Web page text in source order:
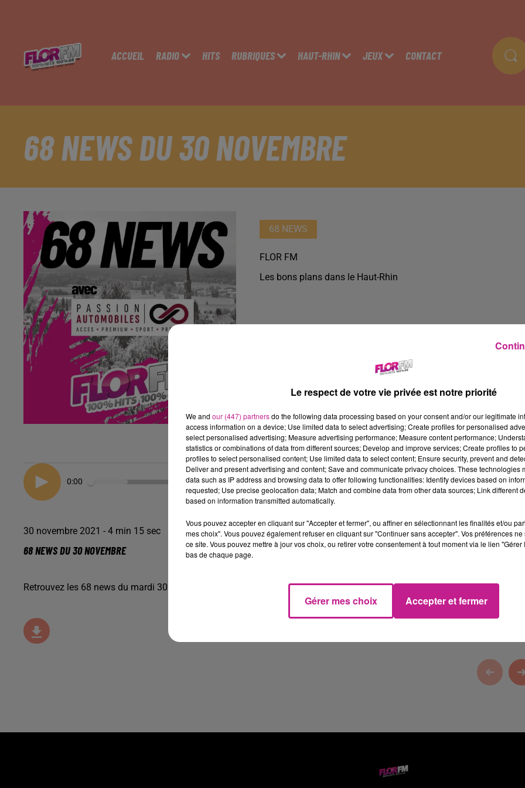
ACCUEIL RADIO HITS RUBRIQUES HAUT-RHIN JEUX CONTACT
68 NEWS DU 30 NOVEMBRE
68 NEWS
FLOR FM
Les bons plans dans le Haut-Rhin
0:00 4 min 15
30 novembre 2021 - 4 min 15 sec
68 NEWS DU 30 NOVEMBRE
Retrouvez les 68 news du mardi 30 novembre, avec Passion Automobiles.
Le respect de votre vie privée est notre priorité
We and our (447) partnersdo the following data processing based on your consent and/or our legitimate
access information on a device; Use limited data to select advertising; Create profiles for personalised
select personalised advertising; Measure advertising performance; Measure content performance;
statistics or combinations of data from different sources; Develop and improve services; Create profiles to
profiles to select personalised content; Use limited data to select content; Ensure security, prevent and
Deliver and present advertising and content; Save and communicate privacy choices. These technologies
data such as IP address and browsing data to offer following functionalities: Identify devices based on
requested; Use precise geolocation data; Match and combine data from other data sources; Link different
based on information transmitted automatically.
Vous pouvez accepter en cliquant sur "Accepter et fermer", ou affiner en sélectionnant les finalités et/ou
mes choix". Vous pouvez également refuser en cliquant sur "Continuer sans accepter". Vos préférences
ce site. Vous pouvez mettre à jour vos choix, ou retirer votre consentement à tout moment via le lien
bas de chaque page.
Gérer mes choix Accepter et fermer